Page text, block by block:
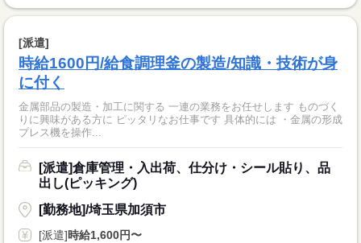
[派遣]
時給1600円/給食調理釜の製造/知識・技術が身
に付く
金属部品の製造・加工に関する 一連の業務をお任せします ものづく
りに興味がある方に ピッタリなお仕事です 具体的には ・金属の形成
プレス機を操作...
[派遣]倉庫管理・入出荷、仕分け・シール貼り、品
出し(ピッキング)
[勤務地]/埼玉県加須市
[派遣]時給1,600円〜